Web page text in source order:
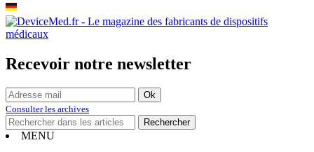
Recevoir notre newsletter
Consulter les archives
MENU